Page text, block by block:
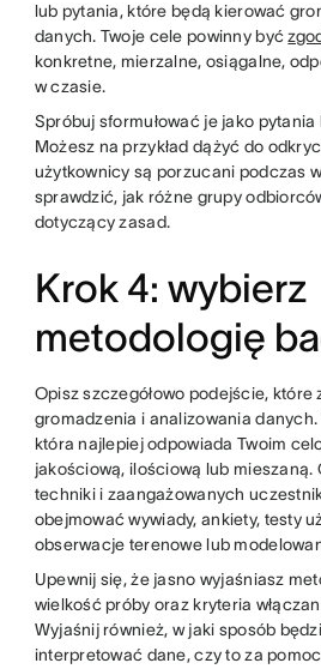
lub pytania, które będą kierować
danych. Twoje cele powinny być
konkretne, mierzalne, osiągalne,
w czasie.
Spróbuj sformułować je jako
Możesz na przykład dążyć do
użytkownicy są porzucani podczas
sprawdzić, jak różne grupy
dotyczący zasad.
Krok 4: wybierz
metodologię
Opisz szczegółowo podejście, które
gromadzenia i analizowania
która najlepiej odpowiada Twoim
jakościową, ilościową lub mieszaną.
techniki i zaangażowanych
obejmować wywiady, ankiety, testy
obserwacje terenowe lub
Upewnij się, że jasno wyjaśniasz
wielkość próby oraz kryteria
Wyjaśnij również, w jaki sposób
interpretować dane, czy to za